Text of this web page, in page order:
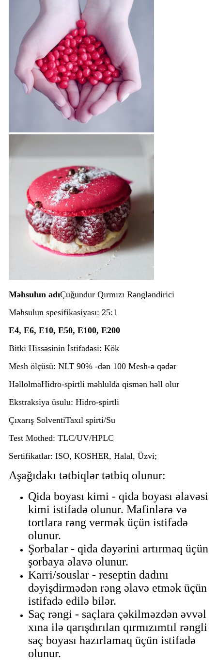
Məhsulun adıÇuğundur Qırmızı Rəngləndirici
Məhsulun spesifikasiyası: 25:1
E4, E6, E10, E50, E100, E200
Bitki Hissəsinin İstifadəsi: Kök
Mesh ölçüsü: NLT 90% -dən 100 Mesh-ə qədər
HəllolmaHidro-spirtli məhlulda qismən həll olur
Ekstraksiya üsulu: Hidro-spirtli
Çıxarış SolventiTaxıl spirti/Su
Test Mothed: TLC/UV/HPLC
Sertifikatlar: ISO, KOSHER, Halal, Üzvi;
Aşağıdakı tətbiqlər tətbiq olunur:
Qida boyası kimi - qida boyası əlavəsi
kimi istifadə olunur. Mafinlərə və
tortlara rəng vermək üçün istifadə
olunur.
Şorbalar - qida dəyərini artırmaq üçün
şorbaya əlavə olunur.
Karri/souslar - reseptin dadını
dəyişdirmədən rəng əlavə etmək üçün
istifadə edilə bilər.
Saç rəngi - saçlara çəkilməzdən əvvəl
xına ilə qarışdırılan qırmızımtıl rəngli
saç boyası hazırlamaq üçün istifadə
olunur.